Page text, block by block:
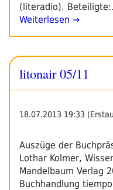
(literadio).
Weiterlesen →
litonair 05/11
18.07.2013 19:33
Auszüge der
Lothar Kolmer,
Mandelbaum Verlag
Buchhandlung